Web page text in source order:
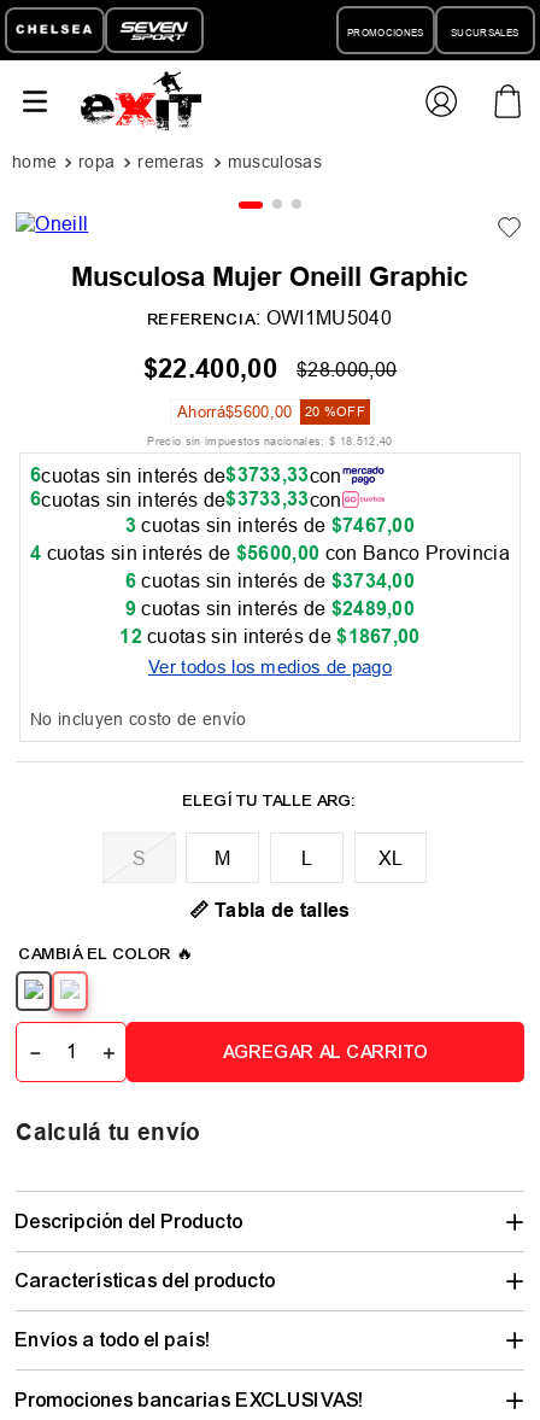
PROMOCIONES SUCURSALES
ropa remeras musculosas
Musculosa Mujer Oneill Graphic
REFERENCIA: OWI1MU5040
$22.400,00 $28.000,00
Ahorrá$5600,00 20 %OFF
Precio sin impuestos nacionales: $ 18.512,40
6cuotas sin interés de$3733,33con
6cuotas sin interés de$3733,33con
3 cuotas sin interés de $7467,00
4 cuotas sin interés de $5600,00 con Banco Provincia
6 cuotas sin interés de $3734,00
9 cuotas sin interés de $2489,00
12 cuotas sin interés de$1867,00
Ver todos los medios de pago
No incluyen costo de envío
M L XL
📏 Tabla de talles
＋
－ AGREGAR AL CARRITO
Calculá tu envío
Descripción del Producto
Características del producto
Envíos a todo el país!
Promociones bancarias EXCLUSIVAS!